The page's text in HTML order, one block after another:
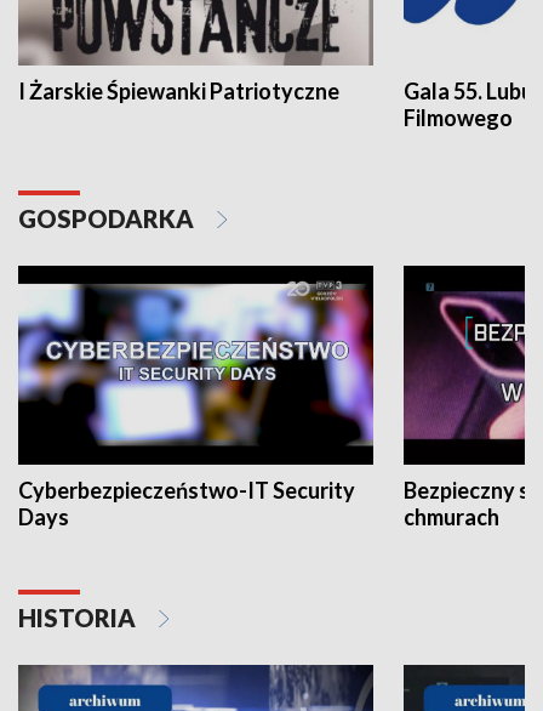
I Żarskie Śpiewanki Patriotyczne
Gala 55.
Filmowego
GOSPODARKA
Cyberbezpieczeństwo-IT Security
Days
Bezpieczny
chmurach
HISTORIA